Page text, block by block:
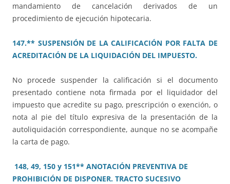
mandamiento de cancelación derivados de un
procedimiento de ejecución hipotecaria.
147.** SUSPENSIÓN DE LA CALIFICACIÓN POR FALTA DE
ACREDITACIÓN DE LA LIQUIDACIÓN DEL IMPUESTO.
No procede suspender la calificación si el documento
presentado contiene nota firmada por el liquidador del
impuesto que acredite su pago, prescripción o exención, o
nota al pie del título expresiva de la presentación de la
autoliquidación correspondiente, aunque no se acompañe
la carta de pago.
148, 49, 150 y 151** ANOTACIÓN PREVENTIVA DE
PROHIBICIÓN DE DISPONER. TRACTO SUCESIVO